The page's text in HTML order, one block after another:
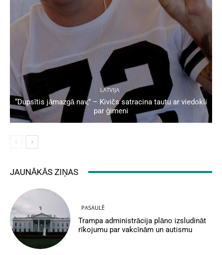
LATVIJA
“Dupsītis jāmazgā nav,” – Kivičs satracina tautu ar viedokli
par ģimeni
JAUNĀKĀS ZIŅAS
PASAULĒ
Trampa administrācija plāno izsludināt
rīkojumu par vakcīnām un autismu